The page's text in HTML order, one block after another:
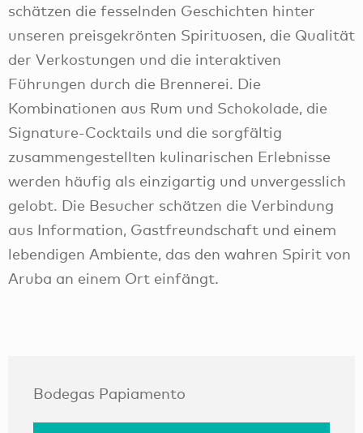
schätzen die fesselnden Geschichten hinter
unseren preisgekrönten Spirituosen, die Qualität
der Verkostungen und die interaktiven
Führungen durch die Brennerei. Die
Kombinationen aus Rum und Schokolade, die
Signature-Cocktails und die sorgfältig
zusammengestellten kulinarischen Erlebnisse
werden häufig als einzigartig und unvergesslich
gelobt. Die Besucher schätzen die Verbindung
aus Information, Gastfreundschaft und einem
lebendigen Ambiente, das den wahren Spirit von
Aruba an einem Ort einfängt.
Bodegas Papiamento